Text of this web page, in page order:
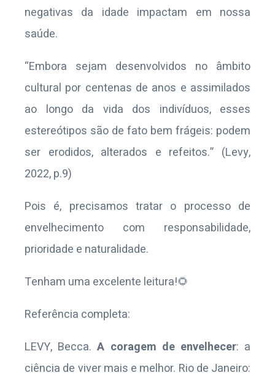
negativas da idade impactam em nossa
saúde.
“Embora sejam desenvolvidos no âmbito
cultural por centenas de anos e assimilados
ao longo da vida dos indivíduos, esses
estereótipos são de fato bem frágeis: podem
ser erodidos, alterados e refeitos.” (Levy,
2022, p.9)
Pois é, precisamos tratar o processo de
envelhecimento com responsabilidade,
prioridade e naturalidade.
Tenham uma excelente leitura!🌻
Referência completa:
LEVY, Becca.A coragem de envelhecer: a
ciência de viver mais e melhor. Rio de Janeiro: